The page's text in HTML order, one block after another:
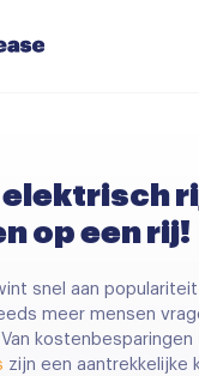
vragen
op een rij!
snel aan
meer mensen
zijn een aantrekkelijke